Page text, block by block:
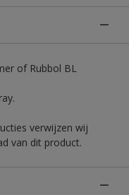
of Rubbol BL
verwijzen wij
van dit product.